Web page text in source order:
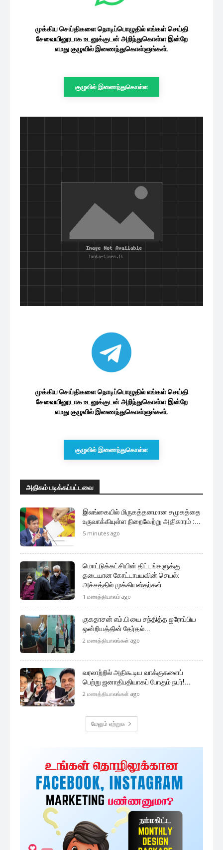
முக்கிய செய்திகளை நொடிப்பொழுதில் எங்கள் செய்தி
சேவையினூடாக உடனுக்குடன் அறிந்துகொள்ள இன்றே
எமது குழுவில் இணைந்துகொள்ளுங்கள்.
குழுவில் இணைந்துகொள்ள
முக்கிய செய்திகளை நொடிப்பொழுதில் எங்கள் செய்தி
சேவையினூடாக உடனுக்குடன் அறிந்துகொள்ள இன்றே
எமது குழுவில் இணைந்துகொள்ளுங்கள்.
குழுவில் இணைந்துகொள்ள
அதிகம் படிக்கப்பட்டவை
இலங்கையில் மிருகத்தனமான சமுகத்தை
உருவாக்கியுள்ள நிறைவேற்று அதிகாரம் :...
5 minutes ago
மொட்டுக்கட்சியின் திட்டங்களுக்கு
தடையான கோட்டாபயவின் செயல்:
அச்சத்தில் முக்கியஸ்தர்கள்
1 மணத்தியாலம் ago
குகதாசன் எம்.பி யை சந்தித்த ஐரோப்பிய
ஒன்றியத்தின் தேர்தல்...
2 மணத்தியாலங்கள் ago
வரலாற்றில் அதிகூடிய வாக்குகளைப்
பெற்று ஜனாதிபதியாகப் போகும் நபர்!...
2 மணத்தியாலங்கள் ago
மேலும் ஏற்றுக